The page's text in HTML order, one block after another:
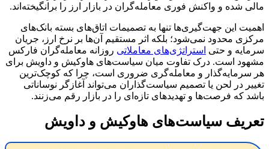
مالی شده و واکنش فوری معامله‌گران در بازار ارز را برانگیخته‌اند.
اهمیت این جهت‌گیری‌ها تنها به تصمیمات اتاق‌های بسته بانک‌های
مرکزی محدود نمی‌شود؛ بلکه اثر مستقیم آن‌ها بر نرخ ارز، جریان
سرمایه و حتی استراتژی‌های معاملاتی روزانه معامله‌گران فارکس
مشهود است. درک تفاوت میان سیاست‌های هاوکیش و داویش برای
هر سرمایه‌گذار و معامله‌گری ضروری است، چرا که کوچک‌ترین
تغییر در لحن یا تصمیم سیاست‌گذاران می‌تواند آغازگر نوساناتی
باشد که فرصت‌ها و تهدیدهای تازه‌ای را در بازار رقم می‌زنند.
تعریف سیاست‌های هاوکیش و داویش